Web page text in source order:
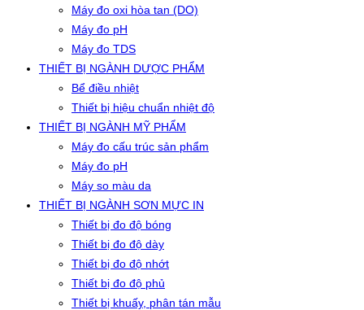
Máy đo oxi hòa tan (DO)
Máy đo pH
Máy đo TDS
THIẾT BỊ NGÀNH DƯỢC PHẨM
Bể điều nhiệt
Thiết bị hiệu chuẩn nhiệt độ
THIẾT BỊ NGÀNH MỸ PHẨM
Máy đo cấu trúc sản phẩm
Máy đo pH
Máy so màu da
THIẾT BỊ NGÀNH SƠN MỰC IN
Thiết bị đo độ bóng
Thiết bị đo độ dày
Thiết bị đo độ nhớt
Thiết bị đo độ phủ
Thiết bị khuấy, phân tán mẫu